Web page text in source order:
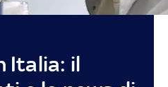
Italia: il